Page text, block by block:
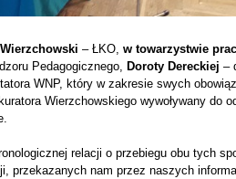
– ŁKO, w towarzystwie
Pedagogicznego, Doroty Dereckiej –
WNP, który w zakresie swych
Wierzchowskiego wywoływany do
relacji o przebiegu obu tych
przekazanych nam przez naszych